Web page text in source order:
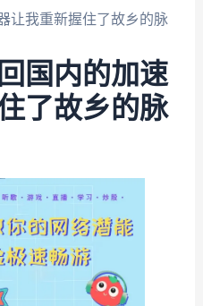
让我重新握住了故乡的脉
国内的加速
了故乡的脉